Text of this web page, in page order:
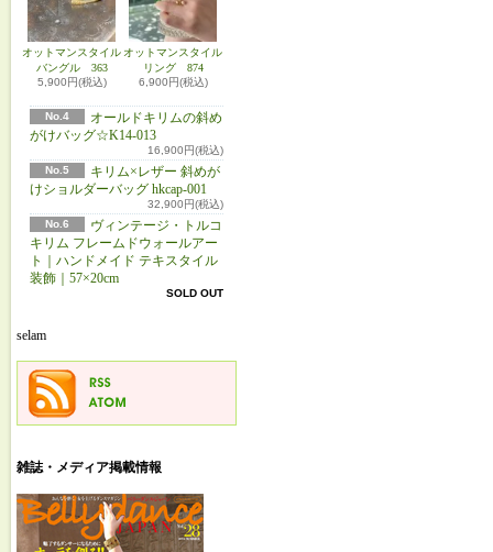
オットマンスタイル
バングル 363
5,900円(税込)
オットマンスタイル
リング 874
6,900円(税込)
No.4
オールドキリムの斜め
がけバッグ☆K14-013
16,900円(税込)
No.5
キリム×レザー 斜めが
けショルダーバッグ hkcap-001
32,900円(税込)
No.6
ヴィンテージ・トルコ
キリム フレームドウォールアー
ト｜ハンドメイド テキスタイル
装飾｜57×20cm
SOLD OUT
selam
雑誌・メディア掲載情報